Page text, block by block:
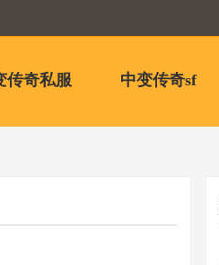
传奇私服 中变传奇sf